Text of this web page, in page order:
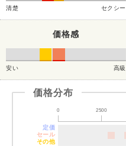
清楚 セクシー
価格感
安い 高級
価格分布
0 2500
定価
セール
その他